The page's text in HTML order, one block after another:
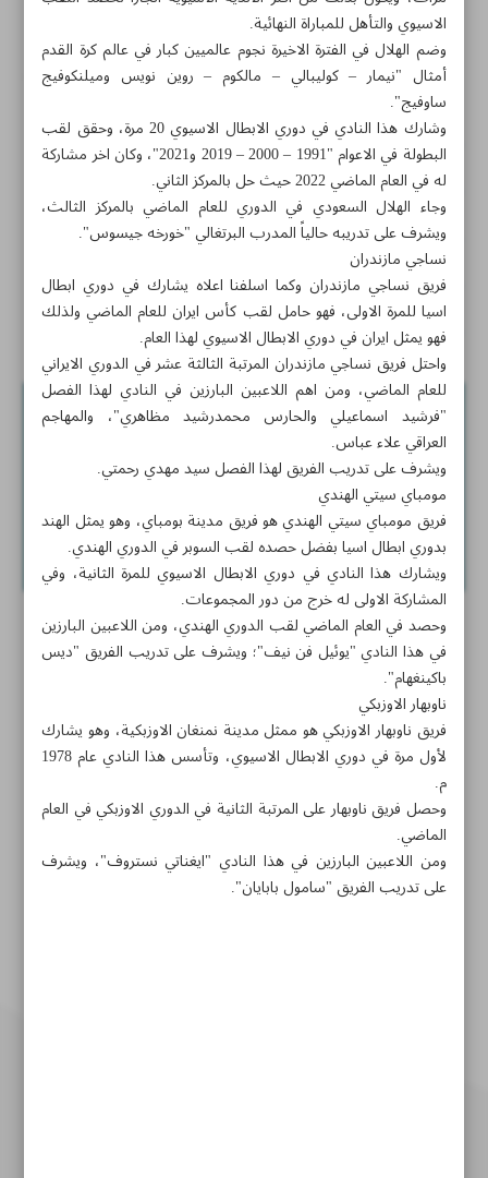
مواضيع هذه الصفحة
نساجي مازندران.. والمشاركة الاولى في دوري الابطال
وفاة 4 لاعبين ليبيين في السيول التي اجتاحت شرق البلاد
المصارعون الايرانيون يبدعون الواحد تلو الاخر
اخبار قصيرة
مكتبة تبريز الوطنية المركزية.. فيها كتب قيّمة منقطعة النظير
الاسيوي والتأهل للمباراة النهائية.
وضم الهلال في الفترة الاخيرة نجوم عالميين كبار في عالم كرة القدم
أمثال "نيمار – كوليبالي – مالكوم – روين نويس وميلنكوفيج
ساوفيج".
وشارك هذا النادي في دوري الابطال الاسيوي 20 مرة، وحقق لقب
البطولة في الاعوام "1991 – 2000 – 2019 و2021"، وكان اخر مشاركة
له في العام الماضي 2022 حيث حل بالمركز الثاني.
وجاء الهلال السعودي في الدوري للعام الماضي بالمركز الثالث،
ويشرف على تدريبه حالياً المدرب البرتغالي "خورخه جيسوس".
نساجي مازندران
فريق نساجي مازندران وكما اسلفنا اعلاه يشارك في دوري ابطال
اسيا للمرة الاولى، فهو حامل لقب كأس ايران للعام الماضي ولذلك
فهو يمثل ايران في دوري الابطال الاسيوي لهذا العام.
واحتل فريق نساجي مازندران المرتبة الثالثة عشر في الدوري الايراني
للعام الماضي، ومن اهم اللاعبين البارزين في النادي لهذا الفصل
"فرشيد اسماعيلي والحارس محمدرشيد مظاهري"، والمهاجم
العراقي علاء عباس.
ويشرف على تدريب الفريق لهذا الفصل سيد مهدي رحمتي.
مومباي سيتي الهندي
فريق مومباي سيتي الهندي هو فريق مدينة بومباي، وهو يمثل الهند
بدوري ابطال اسيا بفضل حصده لقب السوبر في الدوري الهندي.
ويشارك هذا النادي في دوري الابطال الاسيوي للمرة الثانية، وفي
المشاركة الاولى له خرج من دور المجموعات.
وحصد في العام الماضي لقب الدوري الهندي، ومن اللاعبين البارزين
في هذا النادي "يوئيل فن نيف"؛ ويشرف على تدريب الفريق "ديس
باكينغهام".
ناوبهار الاوزبكي
فريق ناوبهار الاوزبكي هو ممثل مدينة نمنغان الاوزبكية، وهو يشارك
لأول مرة في دوري الابطال الاسيوي، وتأسس هذا النادي عام 1978
م.
وحصل فريق ناوبهار على المرتبة الثانية في الدوري الاوزبكي في العام
الماضي.
ومن اللاعبين البارزين في هذا النادي "ايغناتي نستروف"، ويشرف
على تدريب الفريق "سامول بابايان".